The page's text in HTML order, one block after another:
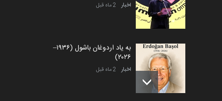
اخبار 2 ماه قبل
به یاد اردوغان باشول (۱۹۳۶–
۲۰۲۶)
اخبار 2 ماه قبل